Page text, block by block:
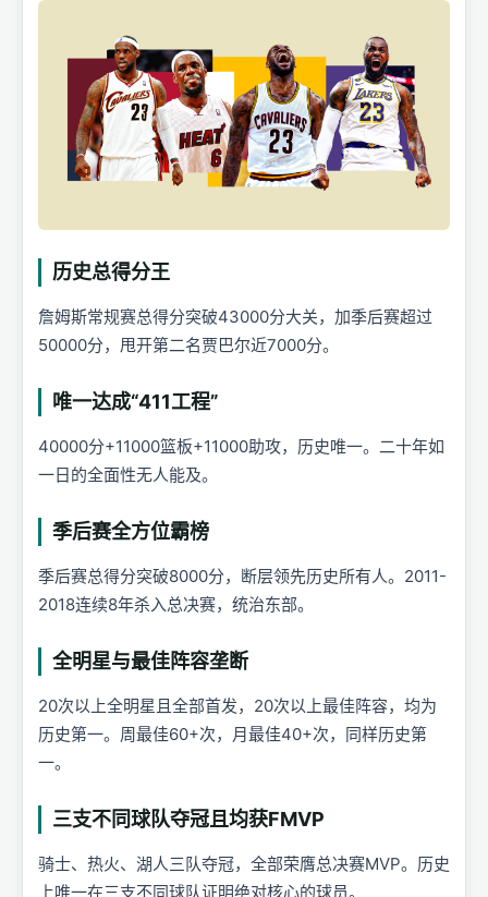
历史总得分王
詹姆斯常规赛总得分突破43000分大关，加季后赛超过
50000分，甩开第二名贾巴尔近7000分。
唯一达成“411工程”
40000分+11000篮板+11000助攻，历史唯一。二十年如
一日的全面性无人能及。
季后赛全方位霸榜
季后赛总得分突破8000分，断层领先历史所有人。2011-
2018连续8年杀入总决赛，统治东部。
全明星与最佳阵容垄断
20次以上全明星且全部首发，20次以上最佳阵容，均为
历史第一。周最佳60+次，月最佳40+次，同样历史第
一。
三支不同球队夺冠且均获FMVP
骑士、热火、湖人三队夺冠，全部荣膺总决赛MVP。历史
上唯一在三支不同球队证明绝对核心的球员。